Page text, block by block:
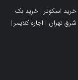
خرید اسکوتر | خرید بک
شرق تهران | اجاره کلایمر |